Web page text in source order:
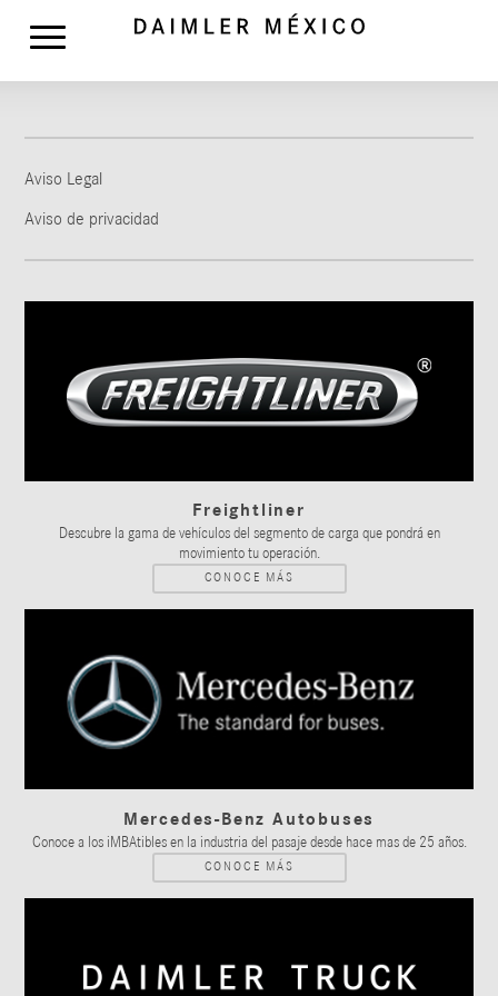
Aviso Legal
Aviso de privacidad
Freightliner
Descubre la gama de vehículos del segmento de carga que pondrá en
movimiento tu operación.
CONOCE MÁS
Mercedes-Benz Autobuses
Conoce a los iMBAtibles en la industria del pasaje desde hace mas de 25 años.
CONOCE MÁS